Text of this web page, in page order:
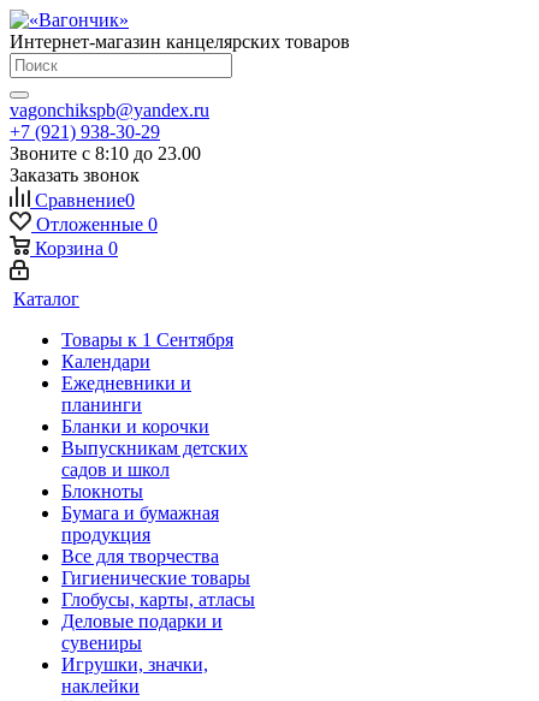
Интернет-магазин канцелярских товаров
vagonchikspb@yandex.ru
+7 (921) 938-30-29
Звоните с 8:10 до 23.00
Заказать звонок
Сравнение0
Отложенные 0
Корзина 0
Каталог
Товары к 1 Сентября
Календари
Ежедневники и
планинги
Бланки и корочки
Выпускникам детских
садов и школ
Блокноты
Бумага и бумажная
продукция
Все для творчества
Гигиенические товары
Глобусы, карты, атласы
Деловые подарки и
сувениры
Игрушки, значки,
наклейки